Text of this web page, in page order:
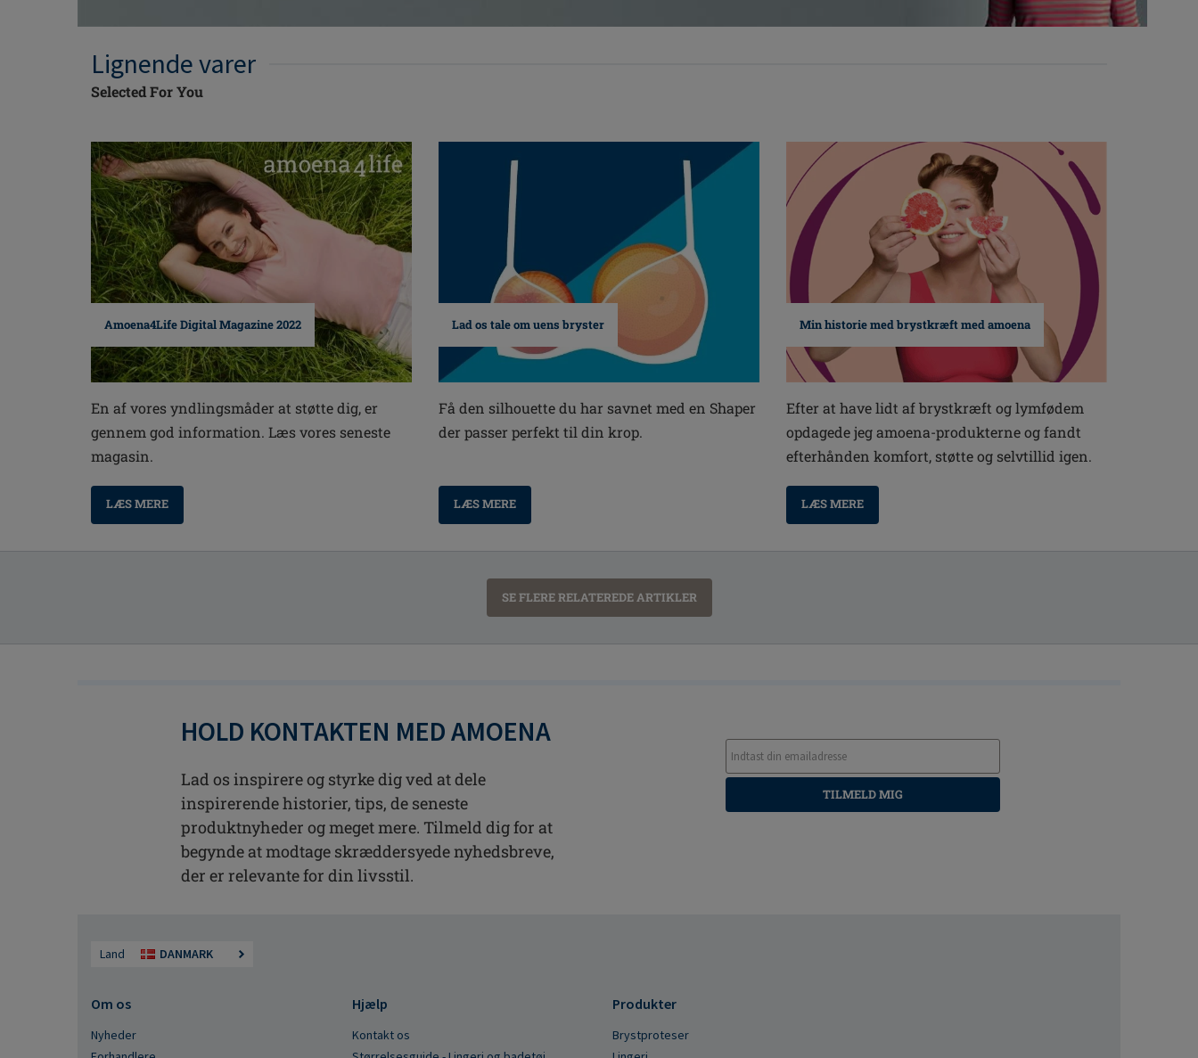
Lignende varer
Selected For You
Amoena4Life Digital Magazine 2022
En af vores yndlingsmåder at støtte dig, er
gennem god information. Læs vores seneste
magasin.
LÆS MERE
Lad os tale om uens bryster
Få den silhouette du har savnet med en Shaper
der passer perfekt til din krop.
LÆS MERE
Min historie med brystkræft med amoena
Efter at have lidt af brystkræft og lymfødem
opdagede jeg amoena-produkterne og fandt
efterhånden komfort, støtte og selvtillid igen.
LÆS MERE
SE FLERE RELATEREDE ARTIKLER
HOLD KONTAKTEN MED AMOENA
Lad os inspirere og styrke dig ved at dele
inspirerende historier, tips, de seneste
produktnyheder og meget mere. Tilmeld dig for at
begynde at modtage skræddersyede nyhedsbreve,
der er relevante for din livsstil.
TILMELD MIG
Land DANMARK
Om os
Nyheder
Hjælp
Kontakt os
Produkter
Brystproteser